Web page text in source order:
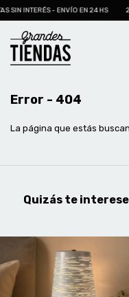
INTERÉS - ENVÍO EN 24 HS 20
Error - 404
La página que estás
Quizás te